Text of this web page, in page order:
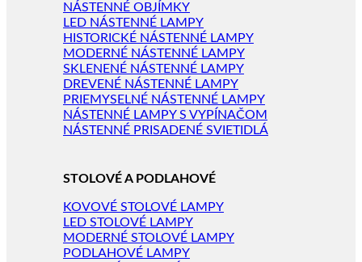
NÁSTENNÉ OBJÍMKY
LED NÁSTENNÉ LAMPY
HISTORICKÉ NÁSTENNÉ LAMPY
MODERNÉ NÁSTENNÉ LAMPY
SKLENENÉ NÁSTENNÉ LAMPY
DREVENÉ NÁSTENNÉ LAMPY
PRIEMYSELNÉ NÁSTENNÉ LAMPY
NÁSTENNÉ LAMPY S VYPÍNAČOM
NÁSTENNÉ PRISADENÉ SVIETIDLÁ
STOLOVÉ A PODLAHOVÉ
KOVOVÉ STOLOVÉ LAMPY
LED STOLOVÉ LAMPY
MODERNÉ STOLOVÉ LAMPY
PODLAHOVÉ LAMPY